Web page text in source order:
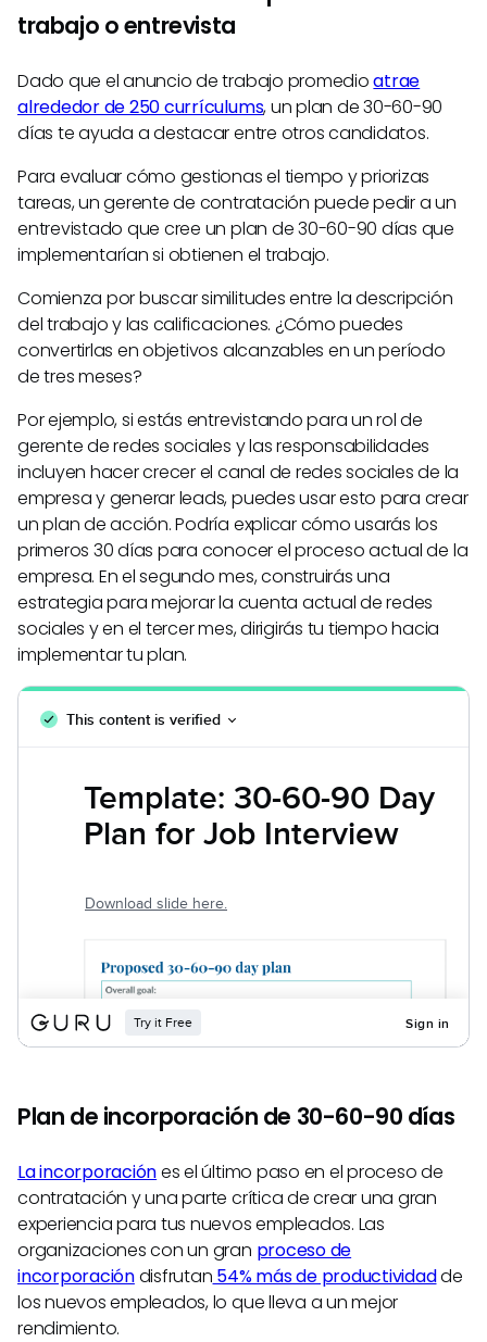
trabajo o entrevista
Dado que el anuncio de trabajo promedioatrae
alrededor de 250 currículums, un plan de 30-60-90
días te ayuda a destacar entre otros candidatos.
Para evaluar cómo gestionas el tiempo y priorizas
tareas, un gerente de contratación puede pedir a un
entrevistado que cree un plan de 30-60-90 días que
implementarían si obtienen el trabajo.
Comienza por buscar similitudes entre la descripción
del trabajo y las calificaciones. ¿Cómo puedes
convertirlas en objetivos alcanzables en un período
de tres meses?
Por ejemplo, si estás entrevistando para un rol de
gerente de redes sociales y las responsabilidades
incluyen hacer crecer el canal de redes sociales de la
empresa y generar leads, puedes usar esto para crear
un plan de acción. Podría explicar cómo usarás los
primeros 30 días para conocer el proceso actual de la
empresa. En el segundo mes, construirás una
estrategia para mejorar la cuenta actual de redes
sociales y en el tercer mes, dirigirás tu tiempo hacia
implementar tu plan.
Plan de incorporación de 30-60-90 días
La incorporaciónes el último paso en el proceso de
contratación y una parte crítica de crear una gran
experiencia para tus nuevos empleados. Las
organizaciones con un gran proceso de
incorporacióndisfrutan 54% más de productividadde
los nuevos empleados, lo que lleva a un mejor
rendimiento.